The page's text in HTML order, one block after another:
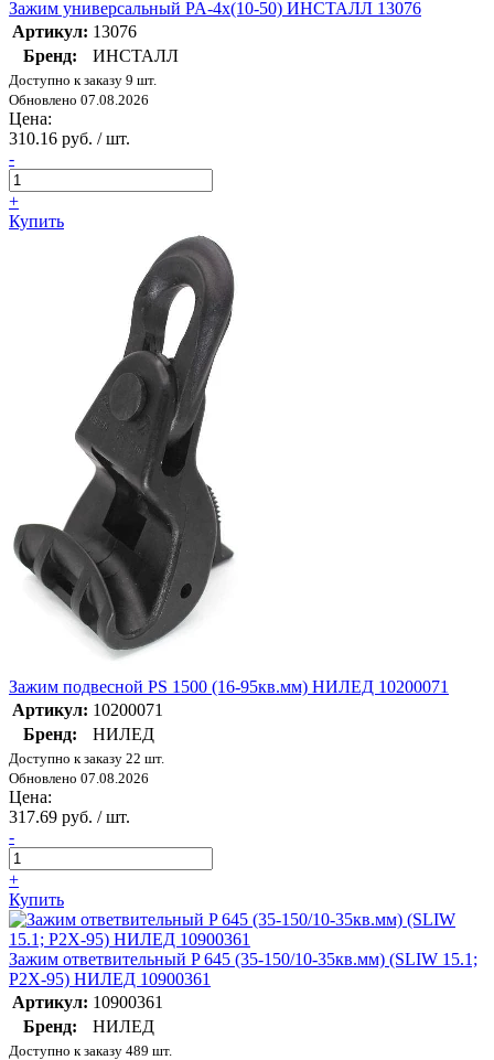
Зажим универсальный PA-4х(10-50) ИНСТАЛЛ 13076
Артикул: 13076
Бренд:
ИНСТАЛЛ
Доступно к заказу 9 шт.
Обновлено 07.08.2026
Цена:
310.16 руб. / шт.
-
+
Купить
Зажим подвесной PS 1500 (16-95кв.мм) НИЛЕД 10200071
Артикул: 10200071
Бренд:
НИЛЕД
Доступно к заказу 22 шт.
Обновлено 07.08.2026
Цена:
317.69 руб. / шт.
-
+
Купить
Зажим ответвительный P 645 (35-150/10-35кв.мм) (SLIW 15.1;
P2X-95) НИЛЕД 10900361
Артикул: 10900361
Бренд:
НИЛЕД
Доступно к заказу 489 шт.